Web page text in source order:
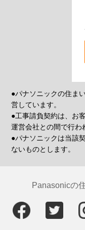
●パナソニックの住ま
営しています。
●工事請負契約は、お
運営会社との間で行わ
●パナソニックは当該
ないものとします。
Panasonicの